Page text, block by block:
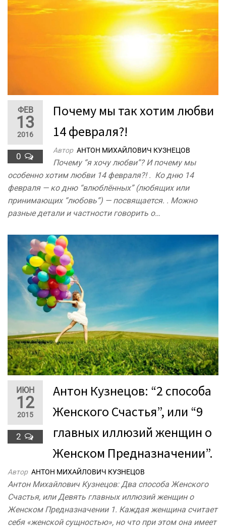
ФЕВ
13
2016
0
Почему мы так хотим любви
14 февраля?!
Автор АНТОН МИХАЙЛОВИЧ КУЗНЕЦОВ
Почему “я хочу любви”? И почему мы
особенно хотим любви 14 февраля?! . Ко дню 14
февраля — ко дню “влюблённых” (любящих или
принимающих “любовь”) — посвящается. . Можно
разные детали и частности говорить о…
ИЮН
12
2015
2
Антон Кузнецов: “2 способа
Женского Счастья”, или “9
главных иллюзий женщин о
Женском Предназначении”.
Автор АНТОН МИХАЙЛОВИЧ КУЗНЕЦОВ
Антон Михайлович Кузнецов: Два способа Женского
Счастья, или Девять главных иллюзий женщин о
Женском Предназначении 1. Каждая женщина считает
себя «женской сущностью», но что при этом она имеет